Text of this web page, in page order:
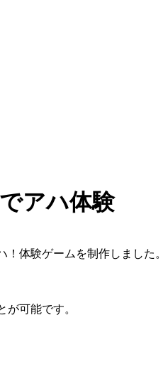
アハ体験
体験ゲームを制作しました。
可能です。